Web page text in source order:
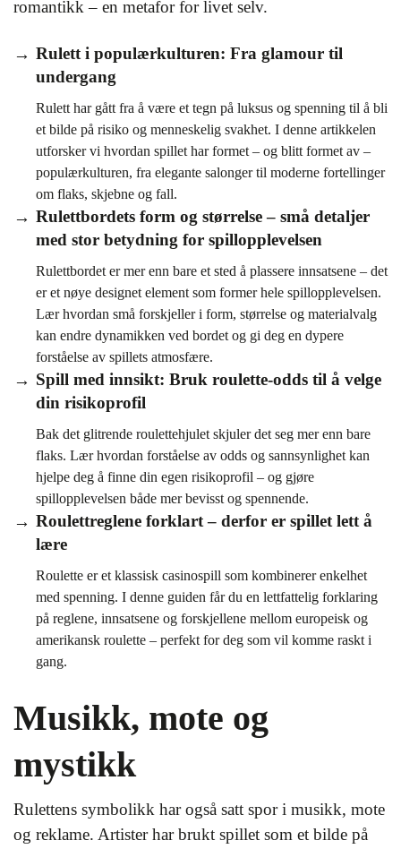
romantikk – en metafor for livet selv.
Rulett i populærkulturen: Fra glamour til
undergang
Rulett har gått fra å være et tegn på luksus og spenning til å bli
et bilde på risiko og menneskelig svakhet. I denne artikkelen
utforsker vi hvordan spillet har formet – og blitt formet av –
populærkulturen, fra elegante salonger til moderne fortellinger
om flaks, skjebne og fall.
Rulettbordets form og størrelse – små detaljer
med stor betydning for spillopplevelsen
Rulettbordet er mer enn bare et sted å plassere innsatsene – det
er et nøye designet element som former hele spillopplevelsen.
Lær hvordan små forskjeller i form, størrelse og materialvalg
kan endre dynamikken ved bordet og gi deg en dypere
forståelse av spillets atmosfære.
Spill med innsikt: Bruk roulette-odds til å velge
din risikoprofil
Bak det glitrende roulettehjulet skjuler det seg mer enn bare
flaks. Lær hvordan forståelse av odds og sannsynlighet kan
hjelpe deg å finne din egen risikoprofil – og gjøre
spillopplevelsen både mer bevisst og spennende.
Roulettreglene forklart – derfor er spillet lett å
lære
Roulette er et klassisk casinospill som kombinerer enkelhet
med spenning. I denne guiden får du en lettfattelig forklaring
på reglene, innsatsene og forskjellene mellom europeisk og
amerikansk roulette – perfekt for deg som vil komme raskt i
gang.
Musikk, mote og
mystikk
Rulettens symbolikk har også satt spor i musikk, mote
og reklame. Artister har brukt spillet som et bilde på